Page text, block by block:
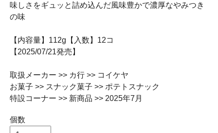
味しさをギュッと詰め込んだ風味豊かで濃厚なやみつき
の味
【内容量】112g【入数】12コ
【2025/07/21発売】
取扱メーカー >> カ行 >> コイケヤ
お菓子 >> スナック菓子 >> ポテトスナック
特設コーナー >> 新商品 >> 2025年7月
個数